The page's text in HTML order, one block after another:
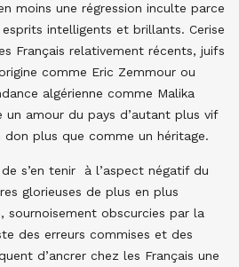
moins une régression inculte parce
intelligents et brillants. Cerise
Français relativement récents, juifs
comme Eric Zemmour ou
algérienne comme Malika
amour du pays d’autant plus vif
don plus que comme un héritage.
s’en tenir à l’aspect négatif du
glorieuses de plus en plus
sournoisement obscurcies par la
des erreurs commises et des
d’ancrer chez les Français une